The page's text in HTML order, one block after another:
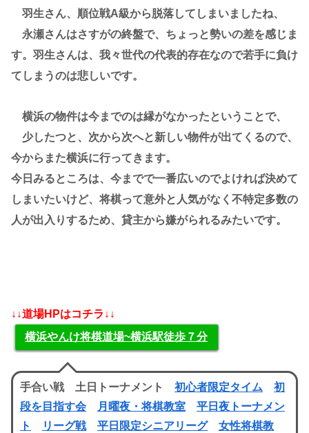
羽生さん、順位戦A級から脱落してしまいましたね、
永瀬さんはさすがの終盤で、ちょっと勢いの差を感じま
す。羽生さんは、我々世代の代表的存在なので若手に負け
てしまうのは悲しいです。
横浜の物件は今までのは縁がなかったということで、
少したつと、次から次へと新しい物件が出てくるので、
今からまた横浜に行ってきます。
今日みるところは、今までで一番広いのでよければ決めて
しまいたいけど、将棋って意外と人気がなく不特定多数の
人が出入りするため、貸主から嫌がられるみたいです。
↓↓道場HPはコチラ↓↓
横浜やんけ将棋道場~横浜駅徒歩７分
手合い戦 土日トーナメント 初心者限定タイム
初
段を目指す会
月曜夜・将棋教室
平日夜トーナメン
ト
リーグ戦 平日限定シニアリーグ
女性将棋教